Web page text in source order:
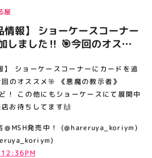
ド 営業時間
車場
RECRUIT
スタッフ募集
屋
情報】 ショーケースコーナー
しました‼️ 🎯今回のオスス
ショーケースにて展開中で
店お待ちしてます🙌
】 ショーケースコーナーにカードを追
のオススメ🎯 《悪魔の教示者》
！ この他にもショーケースにて展開中
お待ちしてます🙌
MSH発売中！ (@hareruya_koriym)